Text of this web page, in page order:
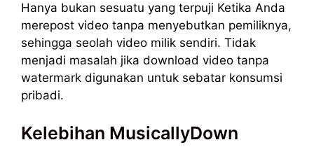
Hanya bukan sesuatu yang terpuji Ketika Anda
merepost video tanpa menyebutkan pemiliknya,
sehingga seolah video milik sendiri. Tidak
menjadi masalah jika download video tanpa
watermark digunakan untuk sebatar konsumsi
pribadi.
Kelebihan MusicallyDown